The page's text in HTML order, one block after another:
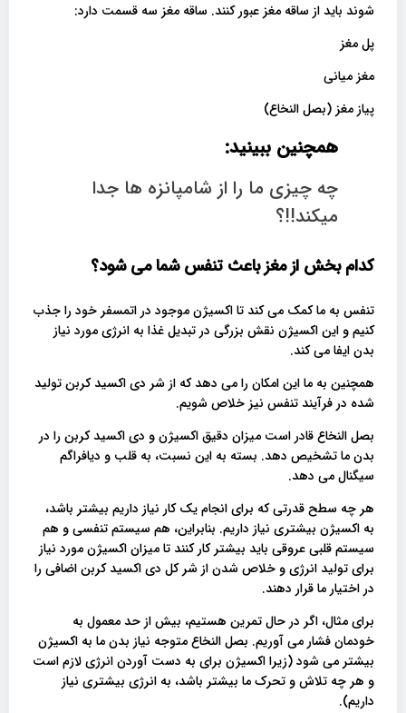
شوند باید از ساقه مغز عبور کنند. ساقه مغز سه قسمت دارد:
پل مغز
مغز میانی
پیاز مغز (بصل النخاع)
همچنین ببینید:
چه چیزی ما را از شامپانزه ها جدا
میکند!!؟
کدام بخش از مغز باعث تنفس شما می شود؟
تنفس به ما کمک می کند تا اکسیژن موجود در اتمسفر خود را جذب
کنیم و این اکسیژن نقش بزرگی در تبدیل غذا به انرژی مورد نیاز
بدن ایفا می کند.
همچنین به ما این امکان را می دهد که از شر دی اکسید کربن تولید
شده در فرآیند تنفس نیز خلاص شویم.
بصل النخاع قادر است میزان دقیق اکسیژن و دی اکسید کربن را در
بدن ما تشخیص دهد. بسته به این نسبت، به قلب و دیافراگم
سیگنال می دهد.
هر چه سطح قدرتی که برای انجام یک کار نیاز داریم بیشتر باشد،
به اکسیژن بیشتری نیاز داریم. بنابراین، هم سیستم تنفسی و هم
سیستم قلبی عروقی باید بیشتر کار کنند تا میزان اکسیژن مورد نیاز
برای تولید انرژی و خلاص شدن از شر کل دی اکسید کربن اضافی را
در اختیار ما قرار دهند.
برای مثال، اگر در حال تمرین هستیم، بیش از حد معمول به
خودمان فشار می آوریم. بصل النخاع متوجه نیاز بدن ما به اکسیژن
بیشتر می شود (زیرا اکسیژن برای به دست آوردن انرژی لازم است
و هر چه تلاش و تحرک ما بیشتر باشد، به انرژی بیشتری نیاز
داریم).